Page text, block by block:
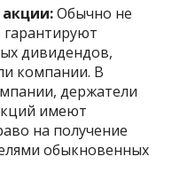
Обычно не
гарантируют
дивидендов,
компании. В
держатели
имеют
на получение
обыкновенных